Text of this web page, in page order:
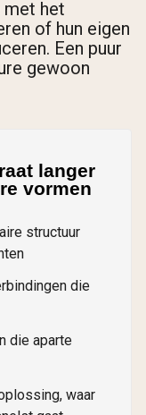
het
of hun eigen
Een puur
gewoon
langer
vormen
structuur
die
die aparte
waar